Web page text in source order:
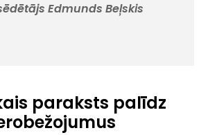
Edmunds Beļskis
paraksts palīdz